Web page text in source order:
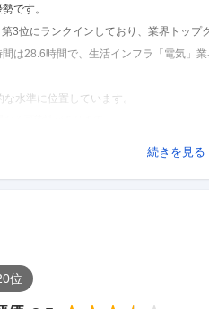
です。
3位にランクインしており、業界トップ
は28.6時間で、生活インフラ「電気」業
水準に位置しています。
続きを見る
位